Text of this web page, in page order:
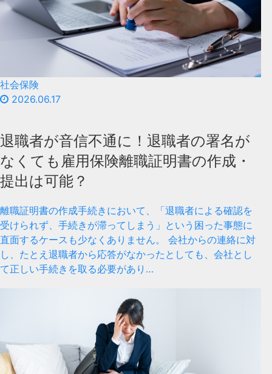
社会保険
2026.06.17
退職者が音信不通に！退職者の署名が
なくても雇用保険離職証明書の作成・
提出は可能？
離職証明書の作成手続きにおいて、「退職者による確認を
受けられず、手続きが滞ってしまう」という困った事態に
直面するケースも少なくありません。 会社からの連絡に対
し、たとえ退職者から応答がなかったとしても、会社とし
て正しい手続きを取る必要があり…